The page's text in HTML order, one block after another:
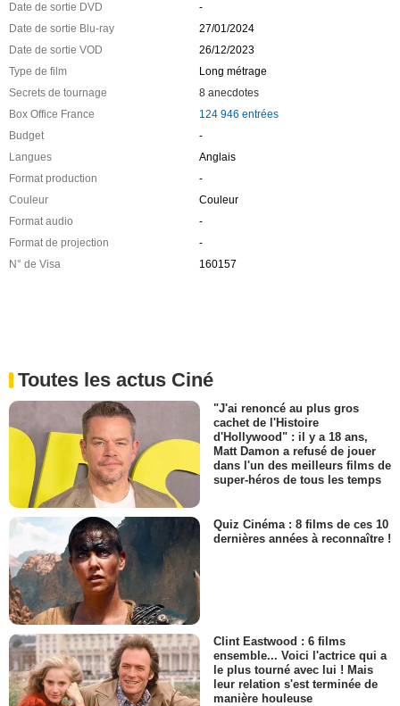
Date de sortie DVD
-
Date de sortie Blu-ray
27/01/2024
Date de sortie VOD
26/12/2023
Type de film
Long métrage
Secrets de tournage
8 anecdotes
Box Office France
124 946 entrées
Budget
-
Langues
Anglais
Format production
-
Couleur
Couleur
Format audio
-
Format de projection
-
N° de Visa
160157
Toutes les actus Ciné
"J'ai renoncé au plus gros
cachet de l'Histoire
d'Hollywood" : il y a 18 ans,
Matt Damon a refusé de jouer
dans l'un des meilleurs films de
super-héros de tous les temps
Quiz Cinéma : 8 films de ces 10
dernières années à reconnaître !
Clint Eastwood : 6 films
ensemble... Voici l'actrice qui a
le plus tourné avec lui ! Mais
leur relation s'est terminée de
manière houleuse